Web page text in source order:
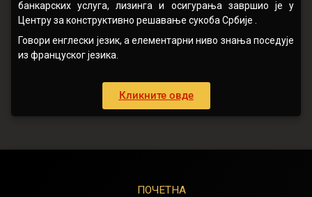
банкарских услуга, лизинга и осигурања завршио је у
Центру за конструктивно решавање сукоба Србије .
Говори енглески језик, а елементарни ниво знања поседује
из француског језика.
Кликните овде
ПОЧЕТНА